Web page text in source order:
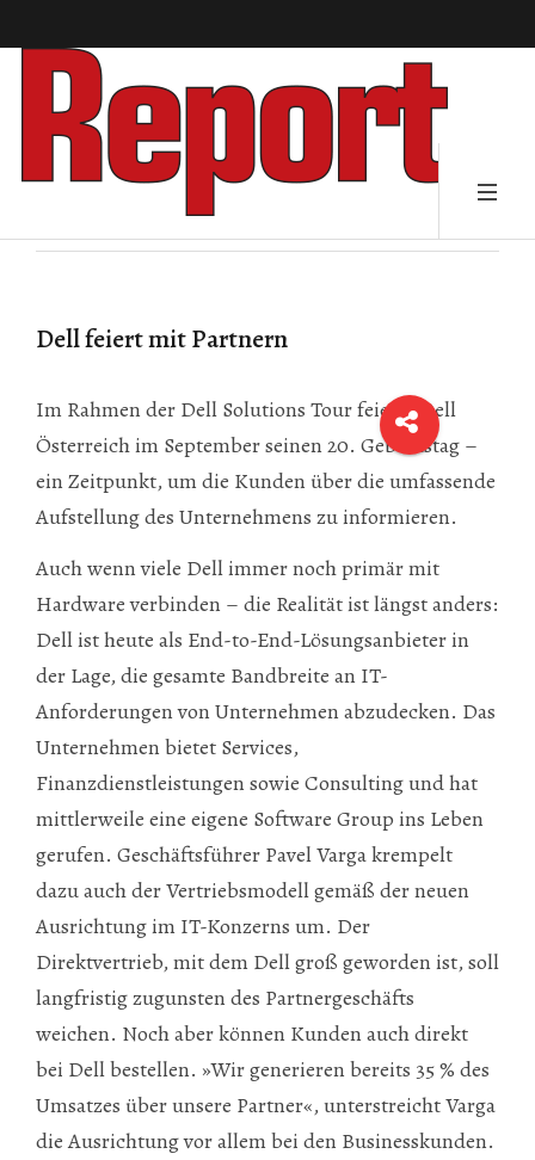
Dell feiert mit Partnern
Im Rahmen der Dell Solutions Tour feierte Dell
Österreich im September seinen 20. Geburtstag –
ein Zeitpunkt, um die Kunden über die umfassende
Aufstellung des Unternehmens zu informieren.
Auch wenn viele Dell immer noch primär mit
Hardware verbinden – die Realität ist längst anders:
Dell ist heute als End-to-End-Lösungsanbieter in
der Lage, die gesamte Bandbreite an IT-
Anforderungen von Unternehmen abzudecken. Das
Unternehmen bietet Services,
Finanzdienstleistungen sowie Consulting und hat
mittlerweile eine eigene Software Group ins Leben
gerufen. Geschäftsführer Pavel Varga krempelt
dazu auch der Vertriebsmodell gemäß der neuen
Ausrichtung im IT-Konzerns um. Der
Direktvertrieb, mit dem Dell groß geworden ist, soll
langfristig zugunsten des Partnergeschäfts
weichen. Noch aber können Kunden auch direkt
bei Dell bestellen. »Wir generieren bereits 35 % des
Umsatzes über unsere Partner«, unterstreicht Varga
die Ausrichtung vor allem bei den Businesskunden.